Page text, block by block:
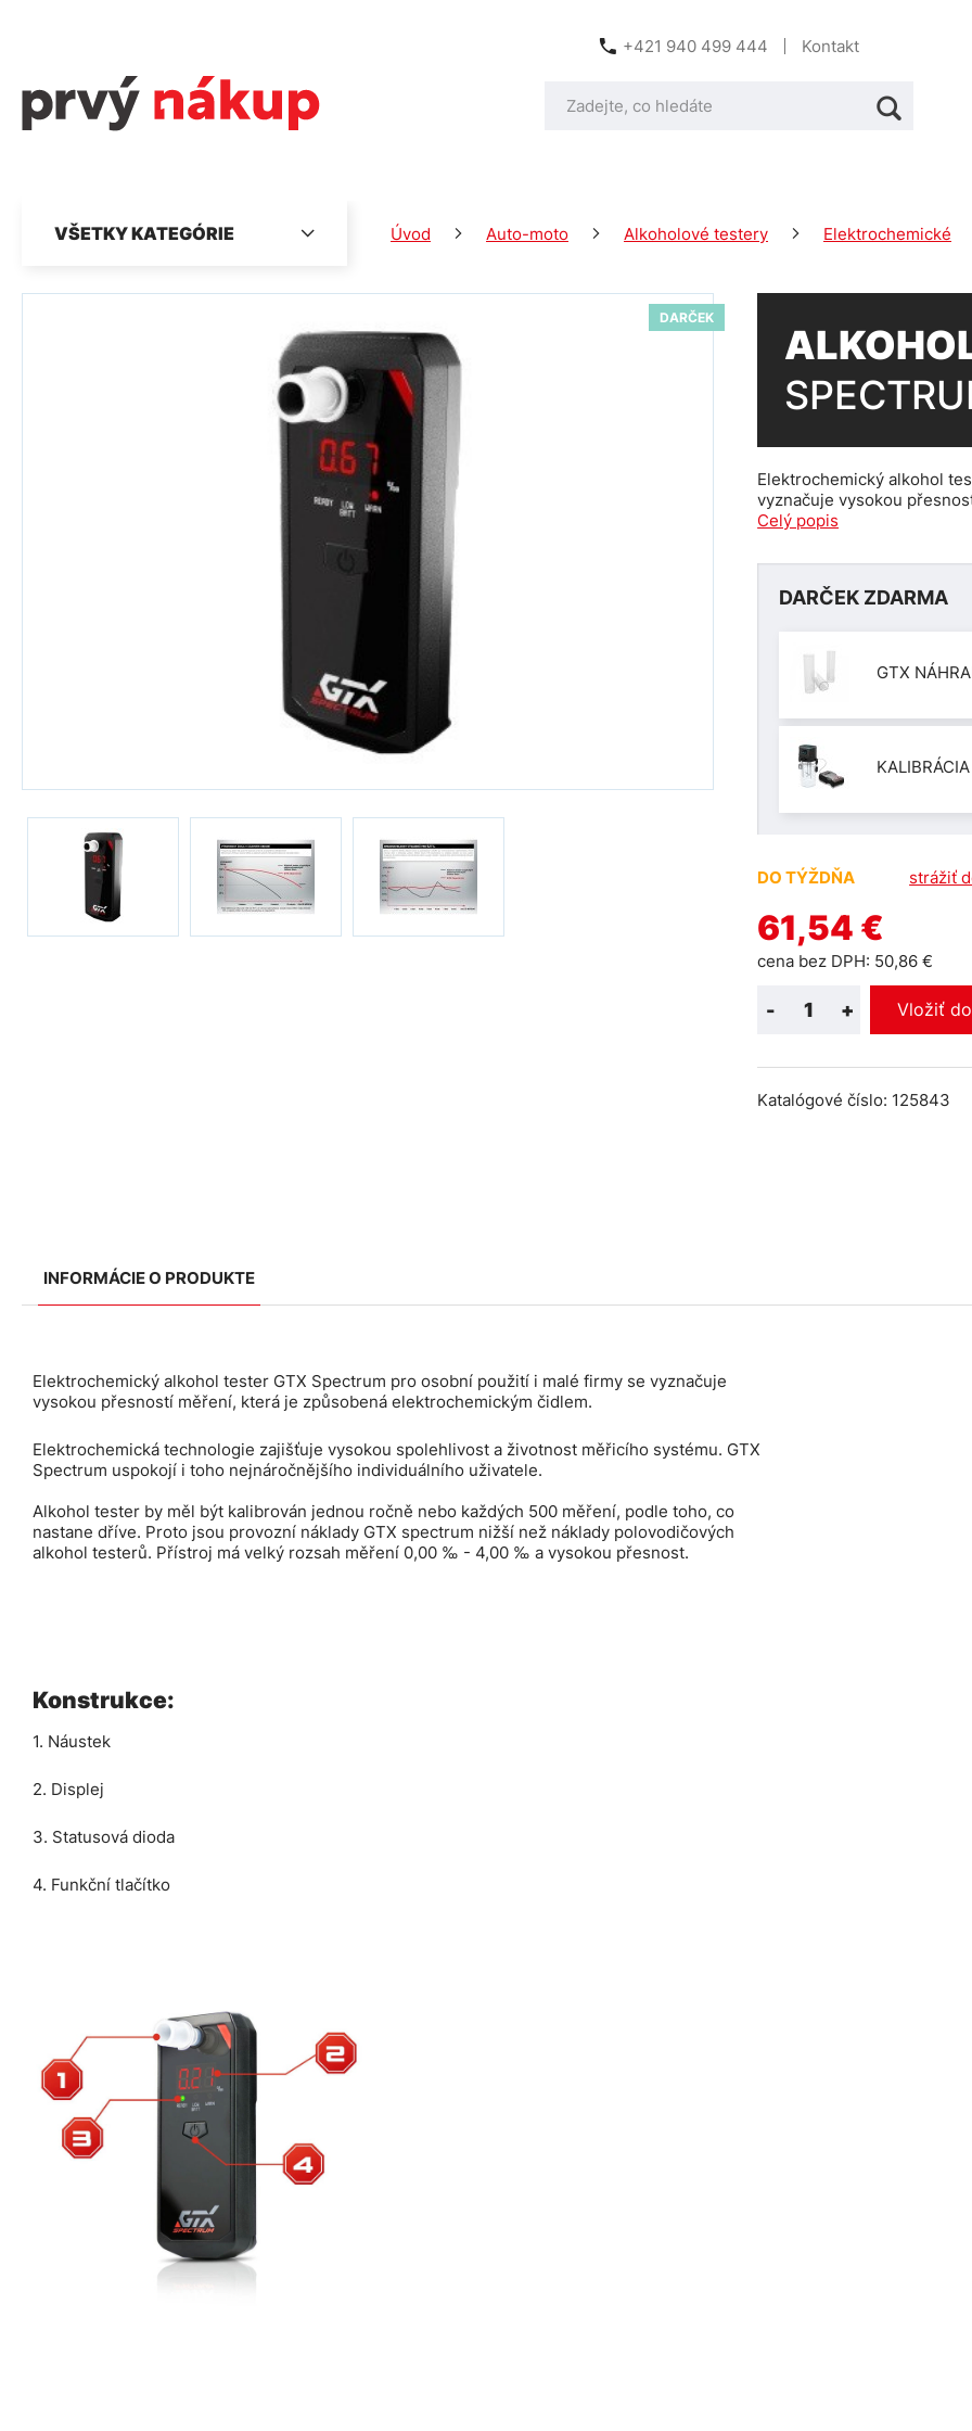
+421 940 499 444 Kontakt
Úvod Auto-moto Alkoholové testery Elektrochemické
VŠETKY KATEGÓRIE
DARČEK
Elektrochemický alkohol
vyznačuje vysokou
Celý popis
DARČEK ZDARMA
GTX
DO TÝŽDŇA strážiť
61,54 €
cena bez DPH: 50,86 €
+
- Vložiť
Katalógové číslo: 125843
INFORMÁCIE O PRODUKTE
Elektrochemický alkohol tester GTX Spectrum pro osobní použití i malé firmy se vyznačuje
vysokou přesností měření, která je způsobená elektrochemickým čidlem.
Elektrochemická technologie zajišťuje vysokou spolehlivost a životnost měřicího systému. GTX
Spectrum uspokojí i toho nejnáročnějšího individuálního uživatele.
Alkohol tester by měl být kalibrován jednou ročně nebo každých 500 měření, podle toho, co
nastane dříve. Proto jsou provozní náklady GTX spectrum nižší než náklady polovodičových
alkohol testerů. Přístroj má velký rozsah měření 0,00 ‰ - 4,00 ‰ a vysokou přesnost.
Konstrukce:
1. Náustek
2. Displej
3. Statusová dioda
4. Funkční tlačítko